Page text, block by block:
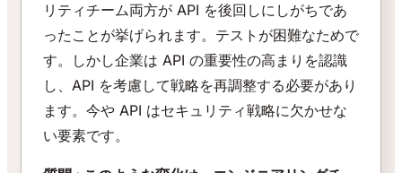
リティチーム両方が API を後回しにしがちであ
ったことが挙げられます。テストが困難なためで
す。しかし企業は API の重要性の高まりを認識
し、API を考慮して戦略を再調整する必要があり
ます。今や API はセキュリティ戦略に欠かせな
い要素です。